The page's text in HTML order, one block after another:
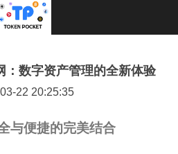
：数字资产管理的全新体验
22 20:25:35
与便捷的完美结合